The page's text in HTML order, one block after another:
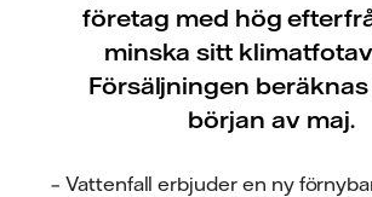
företag med hög
minska sitt
Försäljningen
början av maj.
– Vattenfall erbjuder en ny